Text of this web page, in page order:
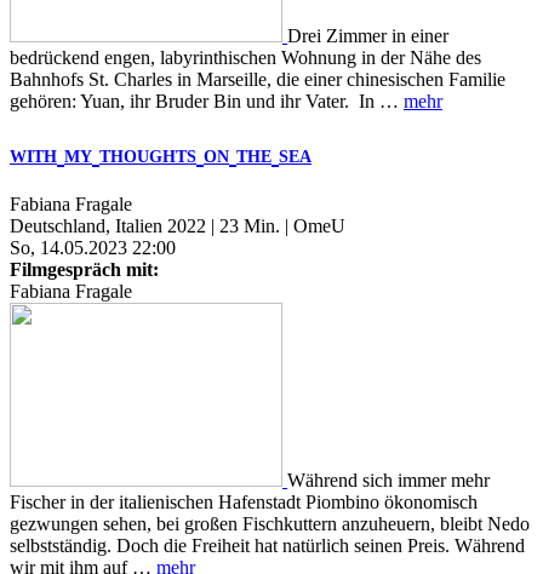
Drei Zimmer in einer
bedrückend engen, labyrinthischen Wohnung in der Nähe des
Bahnhofs St. Charles in Marseille, die einer chinesischen Familie
gehören: Yuan, ihr Bruder Bin und ihr Vater. In … mehr
WITH MY THOUGHTS ON THE SEA
Fabiana Fragale
Deutschland, Italien 2022 | 23 Min. | OmeU
So, 14.05.2023 22:00
Filmgespräch mit:
Fabiana Fragale
Während sich immer mehr
Fischer in der italienischen Hafenstadt Piombino ökonomisch
gezwungen sehen, bei großen Fischkuttern anzuheuern, bleibt Nedo
selbstständig. Doch die Freiheit hat natürlich seinen Preis. Während
wir mit ihm auf … mehr